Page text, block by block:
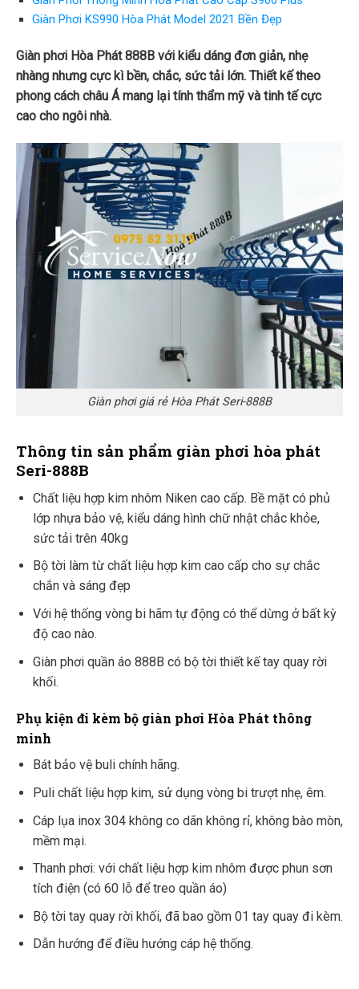
Giàn Phơi KS990 Hòa Phát Model 2021 Bền Đẹp
Giàn phơi Hòa Phát 888B với kiểu dáng đơn giản, nhẹ
nhàng nhưng cực kì bền, chắc, sức tải lớn. Thiết kế theo
phong cách châu Á mang lại tính thẩm mỹ và tinh tế cực
cao cho ngôi nhà.
Giàn phơi giá rẻ Hòa Phát Seri-888B
Thông tin sản phẩm giàn phơi hòa phát
Seri-888B
Chất liệu hợp kim nhôm Niken cao cấp. Bề mặt có phủ
lớp nhựa bảo vệ, kiểu dáng hình chữ nhật chắc khỏe,
sức tải trên 40kg
Bộ tời làm từ chất liệu hợp kim cao cấp cho sự chắc
chắn và sáng đẹp
Với hệ thống vòng bi hãm tự động có thể dừng ở bất kỳ
độ cao nào.
Giàn phơi quần áo 888B có bộ tời thiết kế tay quay rời
khối.
Phụ kiện đi kèmbộ giàn phơi Hòa Phát thông
minh
Bát bảo vệ buli chính hãng.
Puli chất liệu hợp kim, sử dụng vòng bi trượt nhẹ, êm.
Cáp lụa inox 304 không co dãn không rỉ, không bào mòn,
mềm mại.
Thanh phơi: với chất liệu hợp kim nhôm được phun sơn
tích điện (có 60 lỗ để treo quần áo)
Bộ tời tay quay rời khối, đã bao gồm 01 tay quay đi kèm.
Dẫn hướng để điều hướng cáp hệ thống.